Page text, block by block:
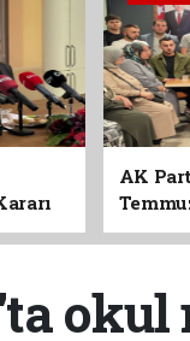
AK
Birlik
okul